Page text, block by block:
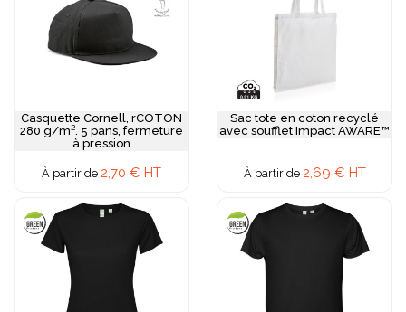
Casquette Cornell, rCOTON
280 g/m². 5 pans, fermeture
à pression
À partir de 2,70 € HT
Sac tote en coton recyclé
avec soufflet Impact AWARE™
À partir de 2,69 € HT